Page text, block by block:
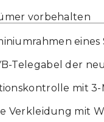
vorbehalten
eines
Telegabel der
mit 3-
Verkleidung mit